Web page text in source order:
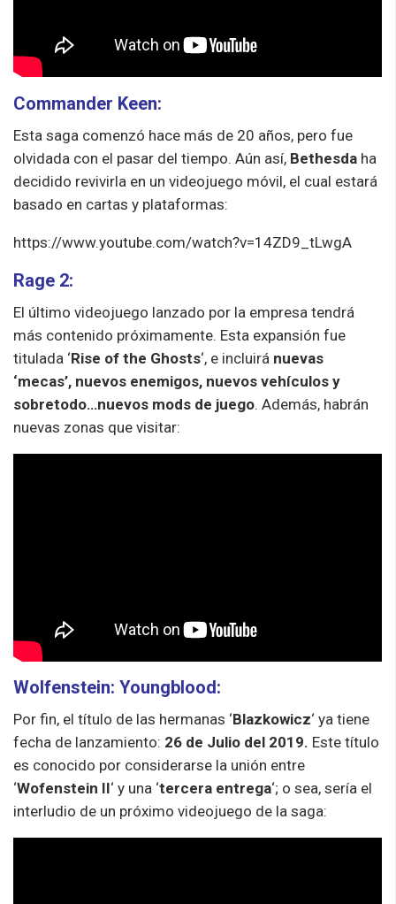
Commander Keen:
Esta saga comenzó hace más de 20 años, pero fue
olvidada con el pasar del tiempo. Aún así, Bethesda ha
decidido revivirla en un videojuego móvil, el cual estará
basado en cartas y plataformas:
https://www.youtube.com/watch?v=14ZD9_tLwgA
Rage 2:
El último videojuego lanzado por la empresa tendrá
más contenido próximamente. Esta expansión fue
titulada ‘Rise of the Ghosts‘, e incluirá nuevas
‘mecas’, nuevos enemigos, nuevos vehículos y
sobretodo…nuevos mods de juego. Además, habrán
nuevas zonas que visitar:
Wolfenstein: Youngblood:
Por fin, el título de las hermanas ‘Blazkowicz‘ ya tiene
fecha de lanzamiento: 26 de Julio del 2019. Este título
es conocido por considerarse la unión entre
‘Wofenstein II‘ y una ‘tercera entrega‘; o sea, sería el
interludio de un próximo videojuego de la saga: